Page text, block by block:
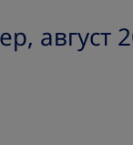
август